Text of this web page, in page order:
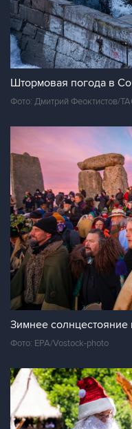
Штормовая погода в
Фото: Дмитрий Феоктистов/
Зимнее солнцестояние
Фото: EPA/Vostock-photo